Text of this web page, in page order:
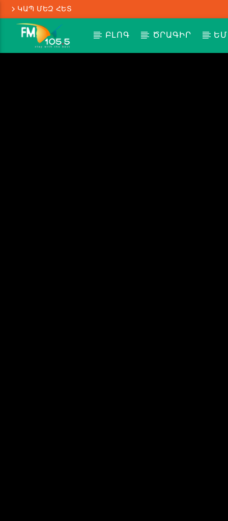
ԿԱՊ ՄԵԶ ՀԵՏ
ԲԼՈԳ ԾՐԱԳԻՐ